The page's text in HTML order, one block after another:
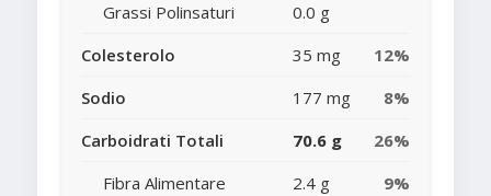
Grassi Polinsaturi
0.0 g
Colesterolo
35 mg
12%
Sodio
177 mg
8%
Carboidrati Totali
70.6 g
26%
Fibra Alimentare
2.4 g
9%